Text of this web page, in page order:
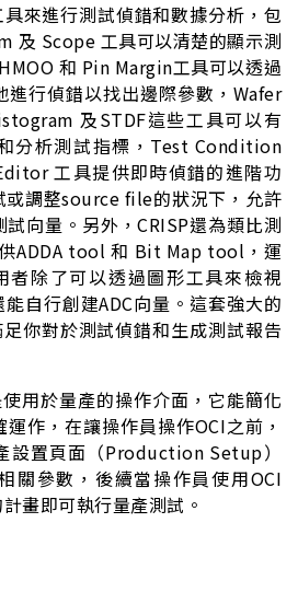
來進行測試偵錯和數據分析，包
及 Scope 工具可以清楚的顯示測
和 Pin Margin工具可以透過
進行偵錯以找出邊際參數，Wafer
及STDF這些工具可以有
分析測試指標，Test Condition
工具提供即時偵錯的進階功
或調整source file的狀況下，允許
向量。另外，CRISP還為類比測
ADDA tool 和 Bit Map tool，運
者除了可以透過圖形工具來檢視
自行創建ADC向量。這套強大的
你對於測試偵錯和生成測試報告
用於量產的操作介面，它能簡化
作，在讓操作員操作OCI之前，
設置頁面（Production Setup）
關參數，後續當操作員使用OCI
畫即可執行量產測試。